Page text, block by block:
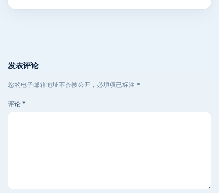
发表评论
您的电子邮箱地址不会被公开，必填项已标注 *
评论 *